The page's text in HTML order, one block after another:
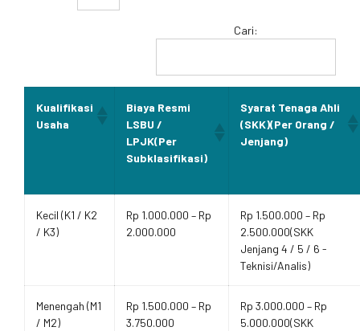
Cari:
Kualifikasi
Usaha
Biaya Resmi
LSBU /
LPJK(Per
Subklasifikasi)
Syarat Tenaga Ahli
(SKK)(Per Orang /
Jenjang)
Kecil (K1 / K2
/ K3)
Rp 1.000.000 – Rp
2.000.000
Rp 1.500.000 – Rp
2.500.000(SKK
Jenjang 4 / 5 / 6 -
Teknisi/Analis)
Menengah (M1
/ M2)
Rp 1.500.000 – Rp
3.750.000
Rp 3.000.000 – Rp
5.000.000(SKK